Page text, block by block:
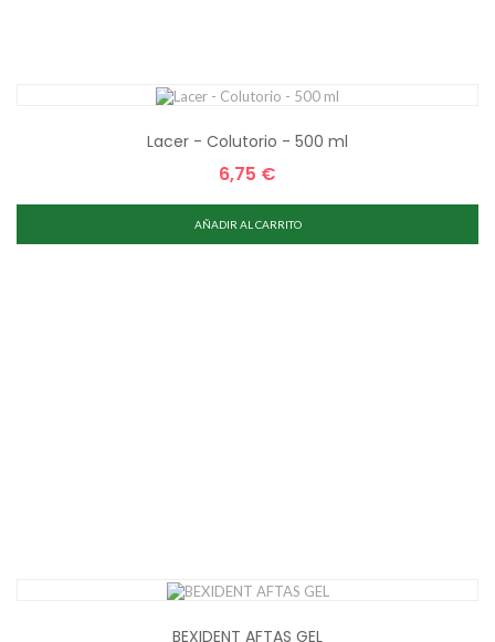
Lacer - Colutorio - 500 ml
Precio
6,75 €
AÑADIR AL CARRITO
BEXIDENT AFTAS GEL